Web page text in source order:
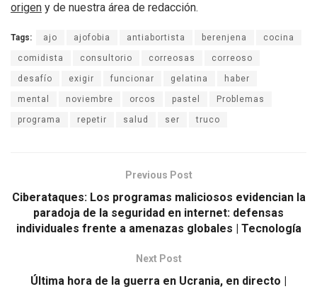
origen y de nuestra área de redacción.
Tags: ajo ajofobia antiabortista berenjena cocina
comidista consultorio correosas correoso
desafío exigir funcionar gelatina haber
mental noviembre orcos pastel Problemas
programa repetir salud ser truco
Previous Post
Ciberataques: Los programas maliciosos evidencian la
paradoja de la seguridad en internet: defensas
individuales frente a amenazas globales | Tecnología
Next Post
Última hora de la guerra en Ucrania, en directo |